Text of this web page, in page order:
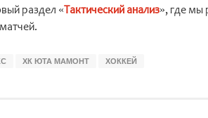
раздел « Тактический анализ», где мы
ХК ЮТА МАМОНТ ХОККЕЙ